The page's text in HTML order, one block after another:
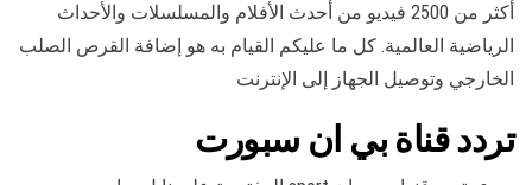
أكثر من 2500 فيديو من أحدث الأفلام والمسلسلات والأحداث
الرياضية العالمية. كل ما عليكم القيام به هو إضافة القرص الصلب
الخارجي وتوصيل الجهاز إلى الإنترنت
تردد قناة بي ان سبورت